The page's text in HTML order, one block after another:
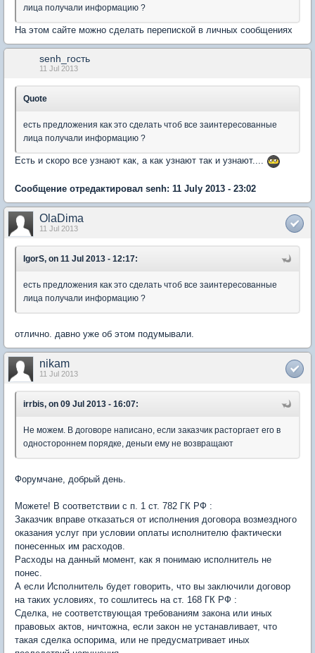
лица получали информацию ?
На этом сайте можно сделать перепиской в личных сообщениях
senh_гость
11 Jul 2013
Quote
есть предложения как это сделать чтоб все заинтересованные
лица получали информацию ?
Есть и скоро все узнают как, а как узнают так и узнают....
Сообщение отредактировал senh: 11 July 2013 - 23:02
OlaDima
11 Jul 2013
IgorS, on 11 Jul 2013 - 12:17:
есть предложения как это сделать чтоб все заинтересованные
лица получали информацию ?
отлично. давно уже об этом подумывали.
nikam
11 Jul 2013
irrbis, on 09 Jul 2013 - 16:07:
Не можем. В договоре написано, если заказчик расторгает его в
одностороннем порядке, деньги ему не возвращают
Форумчане, добрый день.
Можете! В соответствии с п. 1 ст. 782 ГК РФ :
Заказчик вправе отказаться от исполнения договора возмездного
оказания услуг при условии оплаты исполнителю фактически
понесенных им расходов.
Расходы на данный момент, как я понимаю исполнитель не
понес.
А если Исполнитель будет говорить, что вы заключили договор
на таких условиях, то сошлитесь на ст. 168 ГК РФ :
Сделка, не соответствующая требованиям закона или иных
правовых актов, ничтожна, если закон не устанавливает, что
такая сделка оспорима, или не предусматривает иных